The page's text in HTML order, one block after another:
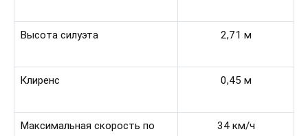
Высота силуэта 2,71 м
Клиренс 0,45 м
Максимальная скорость по
34 км/ч